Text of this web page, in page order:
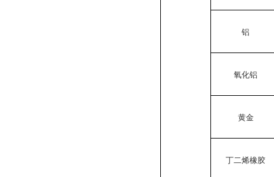
铝
氧化铝
黄金
丁二烯橡胶